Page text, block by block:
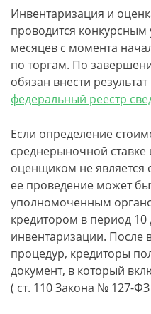
Инвентаризация и
проводится
месяцев с момента
по торгам. По
обязан внести
федеральный реестр
Если определение
среднерыночной ставке
оценщиком не является
ее проведение может
уполномоченным
кредитором в период
инвентаризации. После
процедур, кредиторы
документ, в который
( ст. 110 Закона № 127-ФЗ